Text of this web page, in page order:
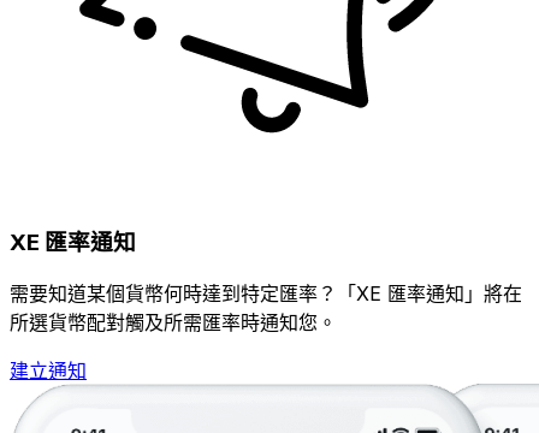
XE 匯率通知
需要知道某個貨幣何時達到特定匯率？「XE 匯率通知」將在
所選貨幣配對觸及所需匯率時通知您。
建立通知